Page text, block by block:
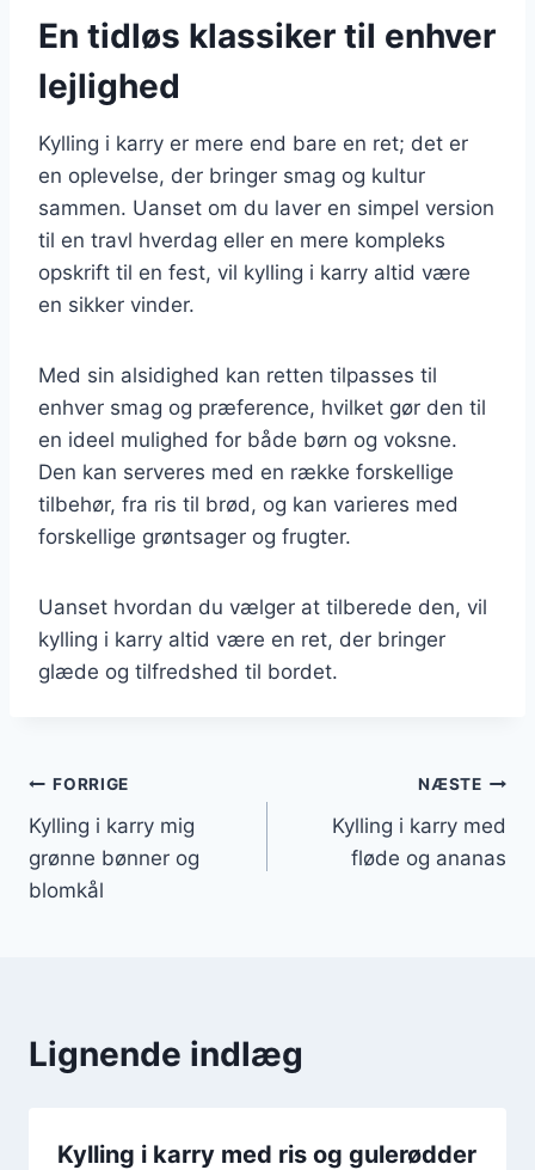
En tidløs klassiker til enhver
lejlighed
Kylling i karry er mere end bare en ret; det er
en oplevelse, der bringer smag og kultur
sammen. Uanset om du laver en simpel version
til en travl hverdag eller en mere kompleks
opskrift til en fest, vil kylling i karry altid være
en sikker vinder.
Med sin alsidighed kan retten tilpasses til
enhver smag og præference, hvilket gør den til
en ideel mulighed for både børn og voksne.
Den kan serveres med en række forskellige
tilbehør, fra ris til brød, og kan varieres med
forskellige grøntsager og frugter.
Uanset hvordan du vælger at tilberede den, vil
kylling i karry altid være en ret, der bringer
glæde og tilfredshed til bordet.
Indlægsnavigation
FORRIGE
Kylling i karry mig
grønne bønner og
blomkål
NÆSTE
Kylling i karry med
fløde og ananas
Lignende indlæg
Kylling i karry med ris og gulerødder